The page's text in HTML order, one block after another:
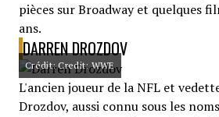
pièces sur Broadway et quelques
ans.
DARREN DROZDOV
Crédit: Credit: WWE
L'ancien joueur de la NFL et
Drozdov, aussi connu sous les